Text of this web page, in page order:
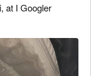
at I Googler